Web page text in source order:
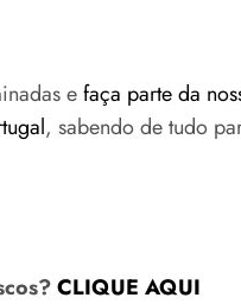
efaça parte da
, sabendo de tudo
CLIQUE AQUI